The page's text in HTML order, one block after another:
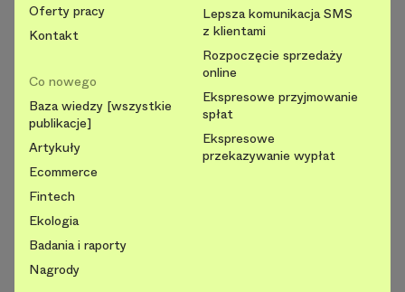
Oferty pracy
Kontakt
Co nowego
Baza wiedzy [wszystkie
publikacje]
Artykuły
Ecommerce
Fintech
Ekologia
Badania i raporty
Nagrody
Lepsza komunikacja SMS
z klientami
Rozpoczęcie sprzedaży
online
Ekspresowe przyjmowanie
spłat
Ekspresowe
przekazywanie wypłat